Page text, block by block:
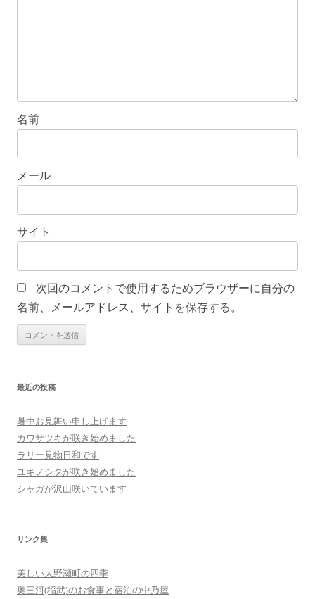
名前
メール
サイト
次回のコメントで使用するためブラウザーに自分の
名前、メールアドレス、サイトを保存する。
最近の投稿
暑中お見舞い申し上げます
カワサツキが咲き始めました
ラリー見物日和です
ユキノシタが咲き始めました
シャガが沢山咲いています
リンク集
美しい大野瀬町の四季
奥三河(稲武)のお食事と宿泊の中乃屋